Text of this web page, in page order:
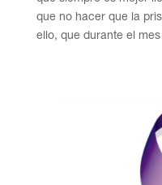
que no hacer que la
ello, que durante el